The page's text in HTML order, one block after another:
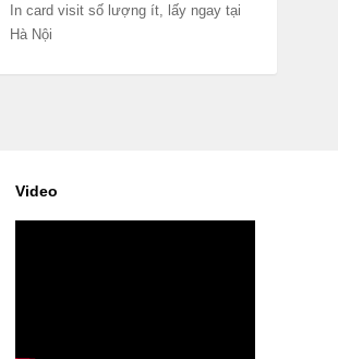
In card visit số lượng ít, lấy ngay tại
Hà Nội
Video